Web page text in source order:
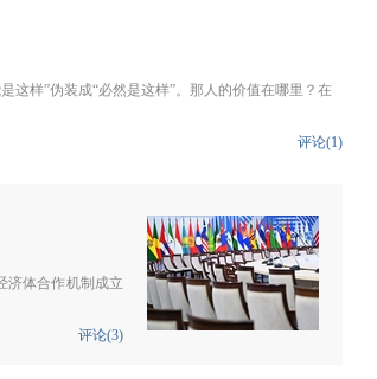
这样”伪装成“必然是这样”。那人的价值在哪里？在
评论(1)
济体合作机制成立
评论(3)